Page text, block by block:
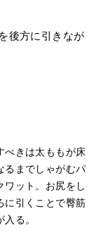
後方に引きなが
べきは太ももが床
るまでしゃがむパ
ワット。お尻をし
に引くことで臀筋
る。